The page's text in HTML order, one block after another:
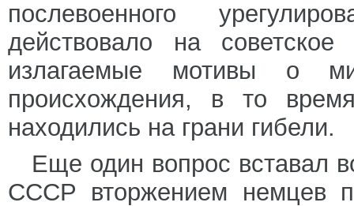
послевоенного
действовало на
излагаемые мотивы о
происхождения, в то
находились на грани гибели.
Еще один вопрос вставал
СССР вторжением немцев